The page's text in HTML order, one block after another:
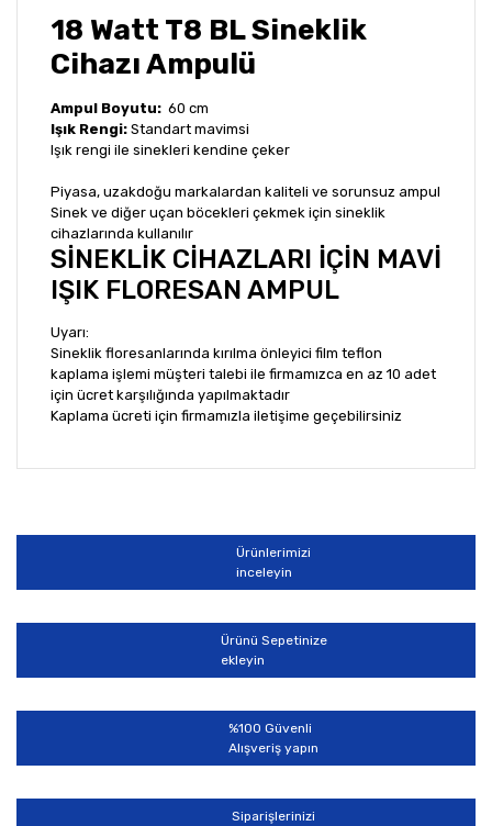
18 Watt T8 BL Sineklik
Cihazı Ampulü
Ampul Boyutu: 60 cm
Işık Rengi: Standart mavimsi
Işık rengi ile sinekleri kendine çeker
Piyasa, uzakdoğu markalardan kaliteli ve sorunsuz ampul
Sinek ve diğer uçan böcekleri çekmek için sineklik
cihazlarında kullanılır
SİNEKLİK CİHAZLARI İÇİN MAVİ
IŞIK FLORESAN AMPUL
Uyarı:
Sineklik floresanlarında kırılma önleyici film teflon
kaplama işlemi müşteri talebi ile firmamızca en az 10 adet
için ücret karşılığında yapılmaktadır
Kaplama ücreti için firmamızla iletişime geçebilirsiniz
Yorum Yaz
Bu ürünün fiyat bilgisi, resim, ürün açıklamalarında ve
Görüş ve önerileriniz için teşekkür ederiz.
Ürün resmi kalitesiz, bozuk veya görüntülenemiyor.
Ürün açıklamasında eksik bilgiler bulunuyor.
Ürün bilgilerinde hatalar bulunuyor.
Ürün fiyatı diğer sitelerden daha pahalı.
Bu ürüne benzer farklı alternatifler olmalı.
Ürünlerimizi
inceleyin
Ürünü Sepetinize
ekleyin
%100 Güvenli
Alışveriş yapın
Siparişlerinizi